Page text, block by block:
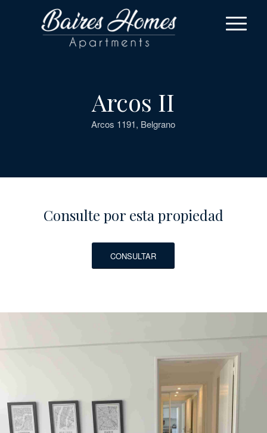
Arcos II
Arcos 1191, Belgrano
Consulte por esta propiedad
CONSULTAR